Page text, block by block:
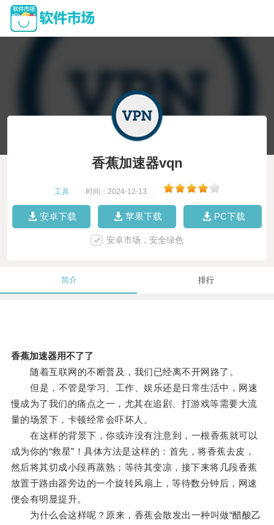
香蕉加速器vqn
工具 时间：2024-12-13
安卓下载 苹果下载 PC下载
安卓市场，安全绿色
简介 排行
香蕉加速器用不了了
随着互联网的不断普及，我们已经离不开网路了。
但是，不管是学习、工作、娱乐还是日常生活中，网速
慢成为了我们的痛点之一，尤其在追剧、打游戏等需要大流
量的场景下，卡顿经常会吓坏人。
在这样的背景下，你或许没有注意到，一根香蕉就可以
成为你的“救星”！具体方法是这样的：首先，将香蕉去皮，
然后将其切成小段再蒸熟；等待其变凉，接下来将几段香蕉
放置于路由器旁边的一个旋转风扇上，等待数分钟后，网速
便会有明显提升。
为什么会这样呢？原来，香蕉会散发出一种叫做“醋酸乙